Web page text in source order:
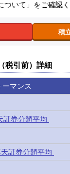
ついて」をご確認
積
税引前）詳細
ーマンス
証券分類平均
証券分類平均